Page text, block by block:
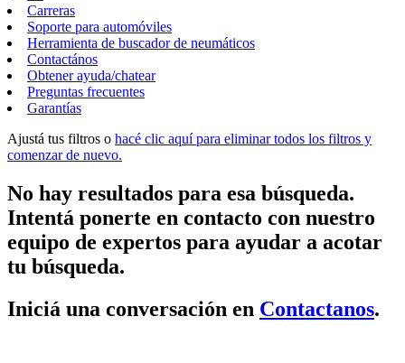
Carreras
Soporte para automóviles
Herramienta de buscador de neumáticos
Contactános
Obtener ayuda/chatear
Preguntas frecuentes
Garantías
Ajustá tus filtros o hacé clic aquí para eliminar todos los filtros y
comenzar de nuevo.
No hay resultados para esa búsqueda.
Intentá ponerte en contacto con nuestro
equipo de expertos para ayudar a acotar
tu búsqueda.
Iniciá una conversación en Contactanos.